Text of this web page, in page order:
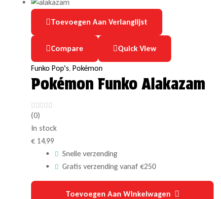
Toevoegen Aan Verlanglijst
Compare Quick View
Funko Pop's, Pokémon
Pokémon Funko Alakazam
(0)
In stock
€ 14,99
Snelle verzending
Gratis verzending vanaf €250
Toevoegen Aan Winkelwagen